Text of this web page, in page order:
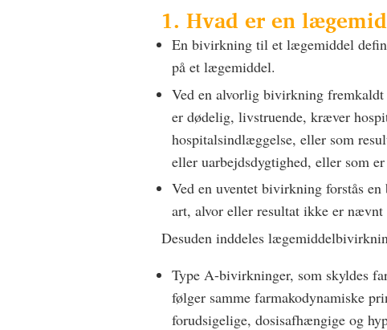
1. Hvad er en
En bivirkning til et lægemiddel
på et lægemiddel.
Ved en alvorlig bivirkning
er dødelig, livstruende, kræver
hospitalsindlæggelse, eller som
eller uarbejdsdygtighed, eller som
Ved en uventet bivirkning forstås
art, alvor eller resultat ikke er nævnt
Desuden inddeles
Type A-bivirkninger, som skyldes
følger samme farmakodynamiske
forudsigelige, dosisafhængige og